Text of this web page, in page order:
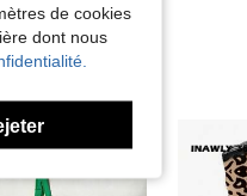
de cookies
dont nous